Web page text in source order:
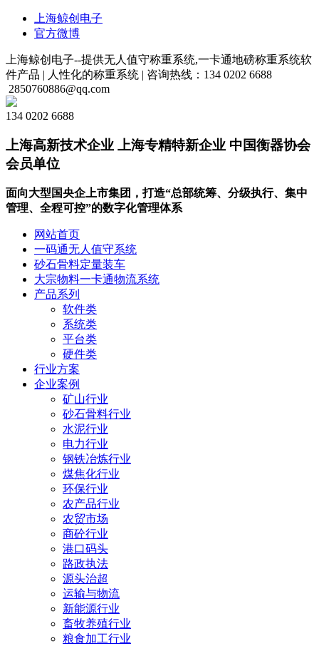
上海鲸创电子
官方微博
上海鲸创电子--提供无人值守称重系统,一卡通地磅称重系统软
件产品 | 人性化的称重系统 | 咨询热线：134 0202 6688
2850760886@qq.com
134 0202 6688
上海高新技术企业 上海专精特新企业 中国衡器协会
会员单位
面向大型国央企上市集团，打造“总部统筹、分级执行、集中
管理、全程可控”的数字化管理体系
网站首页
一码通无人值守系统
砂石骨料定量装车
大宗物料一卡通物流系统
产品系列
软件类
系统类
平台类
硬件类
行业方案
企业案例
矿山行业
砂石骨料行业
水泥行业
电力行业
钢铁冶炼行业
煤焦化行业
环保行业
农产品行业
农贸市场
商砼行业
港口码头
路政执法
源头治超
运输与物流
新能源行业
畜牧养殖行业
粮食加工行业